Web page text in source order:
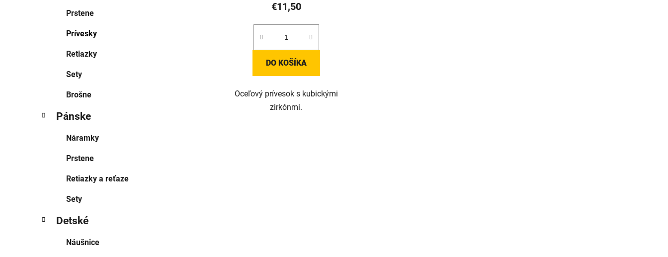
Prstene
Prívesky
Retiazky
Sety
Brošne
Pánske
Náramky
Prstene
Retiazky a reťaze
Sety
Detské
Náušnice
€11,50
DO KOŠÍKA
Oceľový prívesok s kubickými
zirkónmi.